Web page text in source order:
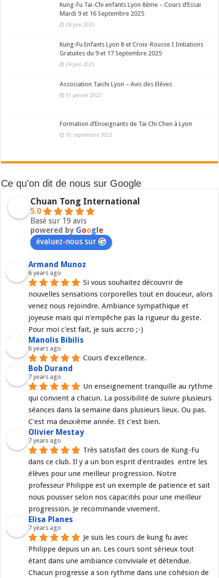
Kung-Fu Tai-Chi enfants Lyon 8ème – Cours d’Essai
Mardi 9 et 16 Septembre 2025
24 juin 2025
Kung-Fu Enfants Lyon 8 et Croix-Rousse I Initiations
Gratuites du 9 et 17 Septembre 2025
24 juin 2025
Association Taichi Lyon – Avis des Elèves
31 janvier 2023
Formation d’Enseignants de Tai Chi Chen à Lyon
10 septembre 2022
Ce qu'on dit de nous sur Google
Chuan Tong International
5.0
Basé sur 19 avis
powered by Google
évaluez-nous sur
Armand Munoz
6 years ago
Si vous souhaitez découvrir de
nouvelles sensations corporelles tout en douceur, alors
venez nous rejoindre. Ambiance sympathique et
joyeuse mais qui n’empêche pas la rigueur du geste.
Pour moi c'est fait, je suis accro ;-)
Manolis Bibilis
6 years ago
Cours d'excellence.
Bob Durand
7 years ago
Un enseignement tranquille au rythme
qui convient a chacun. La possibilité de suivre plusieurs
séances dans la semaine dans plusieurs lieux. Ou pas.
C'est ma deuxième année. Et c'est bien.
Olivier Mestay
7 years ago
Très satisfait des cours de Kung-Fu
dans ce club. Il y a un bon esprit d'entraides  entre les
élèves pour une meilleur progression. Notre
professeur Philippe est un exemple de patience et sait
nous pousser selon nos capacités pour une meilleur
progression. Je recommande vivement.
Elisa Planes
7 years ago
Je suis les cours de kung fu avec
Philippe depuis un an. Les cours sont sérieux tout
étant dans une ambiance conviviale et détendue.
Chacun progresse a son rythme dans une cohésion de